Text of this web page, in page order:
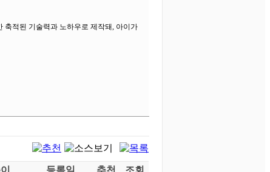
축적된 기술력과 노하우로 제작돼, 아이가
등록일 추천
조회